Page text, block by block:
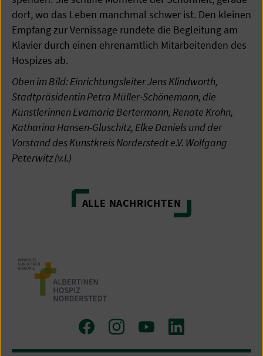
dort, wo das Leben manchmal schwer ist. Den kleinen
Empfang zur Vernissage rundete die Begleitung am
Klavier durch einen ehrenamtlich Mitarbeitenden des
Hospizes ab.
Oben im Bild: Einrichtungsleiter Jens Klindworth,
Stadtpräsidentin Petra Müller-Schönemann, die
Künstlerinnen Evamaria Bertermann, Renate Krohn,
Katharina Hansen-Gluschitz, Elke Daniels und der
Vorstand des Kunstkreis Norderstedt e.V. Wolfgang
Peterwitz (v.l.)
ALLE NACHRICHTEN
Zu
Facebook
Zu
Instagram
Zum
Youtube-
Zum
LinkedIn